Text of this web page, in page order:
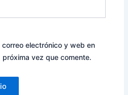
correo electrónico y web en
vez que comente.